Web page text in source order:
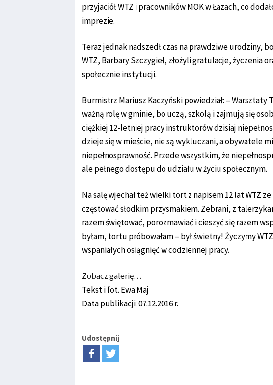
przyjaciół WTZ i pracowników MOK w Łazach, co
imprezie.
Teraz jednak nadszedł czas na prawdziwe urodziny,
WTZ, Barbary Szczygieł, złożyli gratulacje, życzenia
społecznie instytucji.
Burmistrz Mariusz Kaczyński powiedział: –
ważną rolę w gminie, bo uczą, szkolą i zajmują się
ciężkiej 12-letniej pracy instruktorów dzisiaj
dzieje się w mieście, nie są wykluczani, a obywatele
niepełnosprawność. Przede wszystkim, że
ale pełnego dostępu do udziału w życiu społecznym.
Na salę wjechał też wielki tort z napisem 12 lat WTZ
częstować słodkim przysmakiem. Zebrani, z
razem świętować, porozmawiać i cieszyć się razem
byłam, tortu próbowałam – był świetny! Życzymy
wspaniałych osiągnięć w codziennej pracy.
Zobacz galerię…
Tekst i fot. Ewa Maj
Data publikacji: 07.12.2016 r.
Udostępnij